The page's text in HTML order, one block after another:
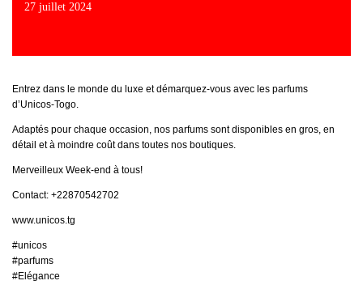
27 juillet 2024
Entrez dans le monde du luxe et démarquez-vous avec les parfums
d’Unicos-Togo.
Adaptés pour chaque occasion, nos parfums sont disponibles en gros, en
détail et à moindre coût dans toutes nos boutiques.
Merveilleux Week-end à tous!
Contact: +22870542702
www.unicos.tg
#unicos
#parfums
#Elégance